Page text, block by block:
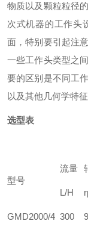
物质以及颗粒粒径
次式机器的工作头
面，特别要引起注
一些工作头类型之
要的区别是不同工
以及其他几何学特
选型表
型号
流量
L/H
GMD2000/4 300